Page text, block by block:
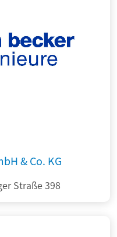
& Co. KG
Straße 398